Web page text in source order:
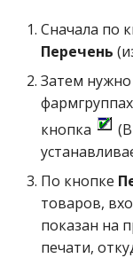
Справочник
наценок
Справочник
Справочник
Справочник
Справочник
Сначала по
Перечень
Затем нужно
кнопка
По кнопке
товаров,
показан на
печати,